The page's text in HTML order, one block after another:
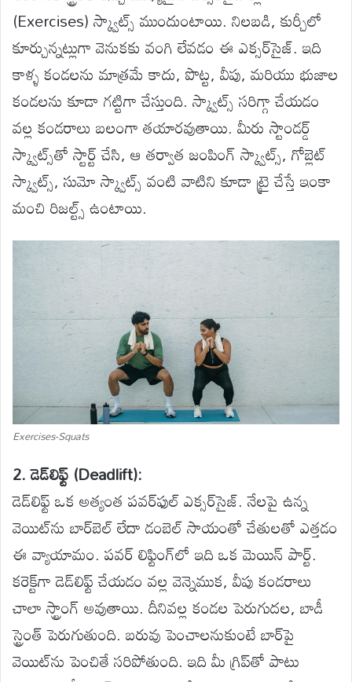
(Exercises) స్క్వాట్స్ ముందుంటాయి. నిలబడి, కుర్చీలో
కూర్చున్నట్లుగా వెనుకకు వంగి లేవడం ఈ ఎక్సర్‌సైజ్. ఇది
కాళ్ళ కండలను మాత్రమే కాదు, పొట్ట, వీపు, మరియు భుజాల
కండలను కూడా గట్టిగా చేస్తుంది. స్క్వాట్స్ సరిగ్గా చేయడం
వల్ల కండరాలు బలంగా తయారవుతాయి. మీరు స్టాండర్డ్
స్క్వాట్స్‌తో స్టార్ట్ చేసి, ఆ తర్వాత జంపింగ్ స్క్వాట్స్, గోబ్లెట్
స్క్వాట్స్, సుమో స్క్వాట్స్ వంటి వాటిని కూడా ట్రై చేస్తే ఇంకా
మంచి రిజల్ట్స్ ఉంటాయి.
Exercises-Squats
2. డెడ్‌లిఫ్ట్ (Deadlift):
డెడ్‌లిఫ్ట్ ఒక అత్యంత పవర్‌ఫుల్ ఎక్సర్‌సైజ్. నేలపై ఉన్న
వెయిట్‌ను బార్‌బెల్ లేదా డంబెల్ సాయంతో చేతులతో ఎత్తడం
ఈ వ్యాయామం. పవర్ లిఫ్టింగ్‌లో ఇది ఒక మెయిన్ పార్ట్.
కరెక్ట్‌గా డెడ్‌లిఫ్ట్ చేయడం వల్ల వెన్నెముక, వీపు కండరాలు
చాలా స్ట్రాంగ్ అవుతాయి. దీనివల్ల కండల పెరుగుదల, బాడీ
స్ట్రెంత్ పెరుగుతుంది. బరువు పెంచాలనుకుంటే బార్‌పై
వెయిట్‌ను పెంచితే సరిపోతుంది. ఇది మీ గ్రిప్‌తో పాటు